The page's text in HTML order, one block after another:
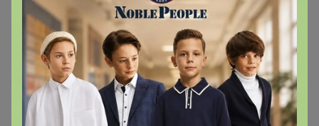
27 октября, 2021 13:31
Бонифаций, Поняла. Попробую попросить подругу
заказать мне